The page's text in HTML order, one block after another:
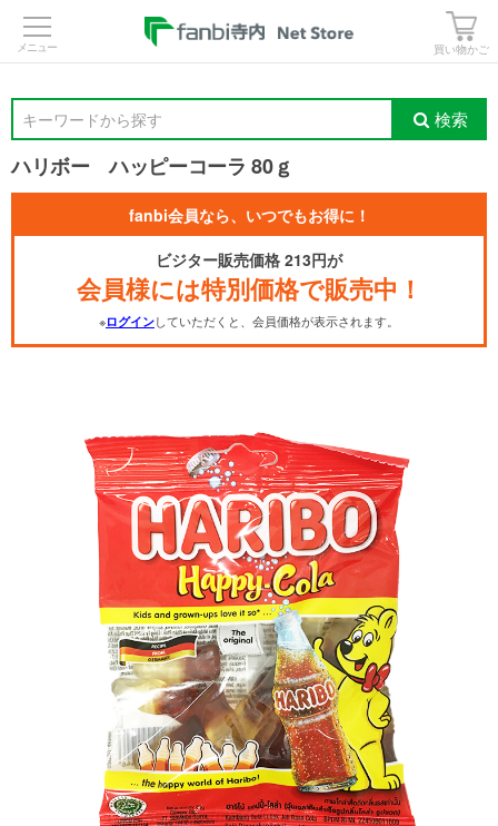
買い物かご
キーワードから探す 検索
ハリボー ハッピーコーラ 80ｇ
fanbi会員なら、いつでもお得に！
ビジター販売価格 213円が
会員様には特別価格で販売中！
※ログインしていただくと、会員価格が表示されます。